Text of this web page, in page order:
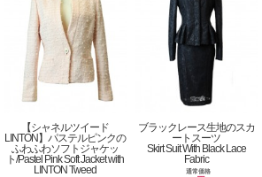
【シャネルツイード
LINTON】パステルピンクの
ふわふわソフトジャケッ
ト/Pastel Pink Soft Jacket with
LINTON Tweed
ブラックレース生地のスカ
ートスーツ
Skirt Suit With Black Lace
Fabric
通常価格